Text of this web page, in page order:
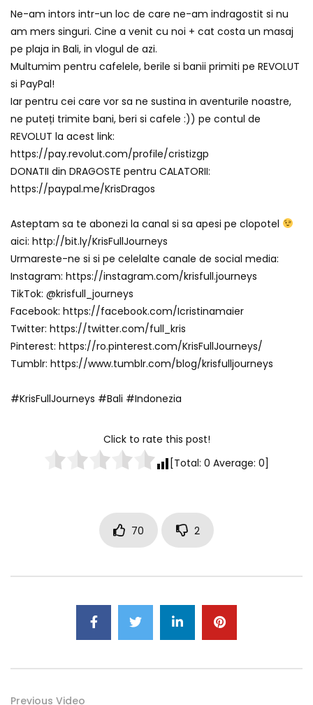
Ne-am intors intr-un loc de care ne-am indragostit si nu
am mers singuri. Cine a venit cu noi + cat costa un masaj
pe plaja in Bali, in vlogul de azi.
Multumim pentru cafelele, berile si banii primiti pe REVOLUT
si PayPal!
Iar pentru cei care vor sa ne sustina in aventurile noastre,
ne puteți trimite bani, beri si cafele :)) pe contul de
REVOLUT la acest link:
https://pay.revolut.com/profile/cristizgp
DONATII din DRAGOSTE pentru CALATORII:
https://paypal.me/KrisDragos
Asteptam sa te abonezi la canal si sa apesi pe clopotel
aici: http://bit.ly/KrisFullJourneys
Urmareste-ne si si pe celelalte canale de social media:
Instagram: https://instagram.com/krisfull.journeys
TikTok: @krisfull_journeys
Facebook: https://facebook.com/Icristinamaier
Twitter: https://twitter.com/full_kris
Pinterest: https://ro.pinterest.com/KrisFullJourneys/
Tumblr: https://www.tumblr.com/blog/krisfulljourneys
#KrisFullJourneys #Bali #Indonezia
Click to rate this post!
[Total: 0 Average: 0]
70 2
Previous Video